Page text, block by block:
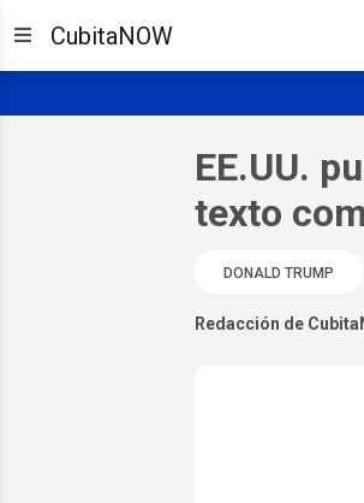
CubitaNOW
EE.UU.
texto
DONALD TRUMP
Redacción de